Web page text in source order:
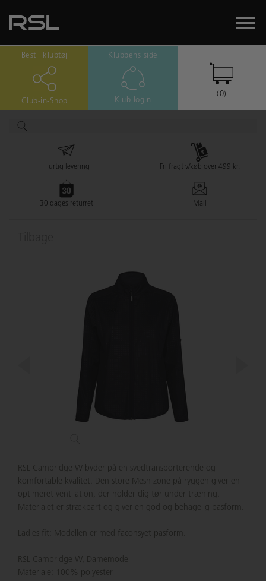
Bestil klubtøj
Club-in-Shop
Klubbens side
Klub login
(0)
Hurtig levering Fri fragt v/køb over 499 kr.
30 dages returret Mail
RSL Cambridge W byder på en svedtransporterende og
komfortable kvalitet. Den store Mesh zone på ryggen giver en
optimeret ventilation, der holder dig tør under træning.
Materialet er strækbart og giver en god og behagelig pasform.
Ladies fit: Modellen er med faconsyet pasform.
RSL Cambridge W, Damemodel
Materiale: 100% polyester